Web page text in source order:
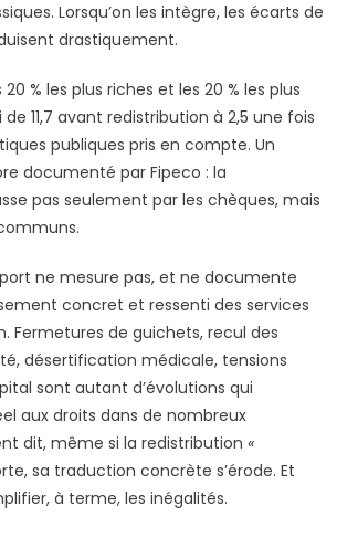
Lorsqu’on les intègre, les écarts de
drastiquement.
% les plus riches et les 20 % les plus
11,7 avant redistribution à 2,5 une fois
publiques pris en compte. Un
documenté par Fipeco : la
pas seulement par les chèques, mais
ne mesure pas, et ne documente
concret et ressenti des services
Fermetures de guichets, recul des
désertification médicale, tensions
sont autant d’évolutions qui
aux droits dans de nombreux
dit, même si la redistribution «
sa traduction concrète s’érode. Et
à terme, les inégalités.